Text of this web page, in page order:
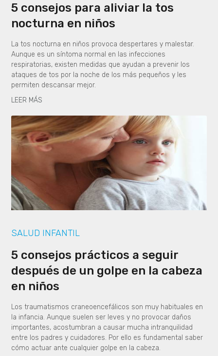
5 consejos para aliviar la tos
nocturna en niños
La tos nocturna en niños provoca despertares y malestar.
Aunque es un síntoma normal en las infecciones
respiratorias, existen medidas que ayudan a prevenir los
ataques de tos por la noche de los más pequeños y les
permiten descansar mejor.
LEER MÁS
SALUD INFANTIL
5 consejos prácticos a seguir
después de un golpe en la cabeza
en niños
Los traumatismos craneoencefálicos son muy habituales en
la infancia. Aunque suelen ser leves y no provocar daños
importantes, acostumbran a causar mucha intranquilidad
entre los padres y cuidadores. Por ello es fundamental saber
cómo actuar ante cualquier golpe en la cabeza.